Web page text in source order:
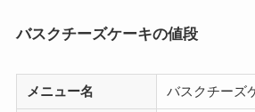
バスクチーズケーキの値段
メニュー名 バスクチーズ